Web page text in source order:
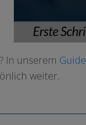
In unse­rem Guide
weiter.